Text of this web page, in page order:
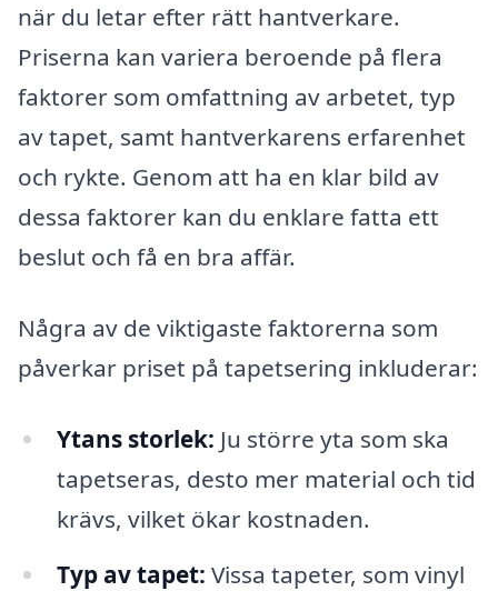
när du letar efter rätt hantverkare.
Priserna kan variera beroende på flera
faktorer som omfattning av arbetet, typ
av tapet, samt hantverkarens erfarenhet
och rykte. Genom att ha en klar bild av
dessa faktorer kan du enklare fatta ett
beslut och få en bra affär.
Några av de viktigaste faktorerna som
påverkar priset på tapetsering inkluderar:
Ytans storlek: Ju större yta som ska
tapetseras, desto mer material och tid
krävs, vilket ökar kostnaden.
Typ av tapet: Vissa tapeter, som vinyl